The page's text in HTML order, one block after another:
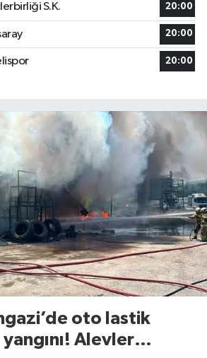
S.K. 20:00
20:00
20:00
oto lastik
Alevler